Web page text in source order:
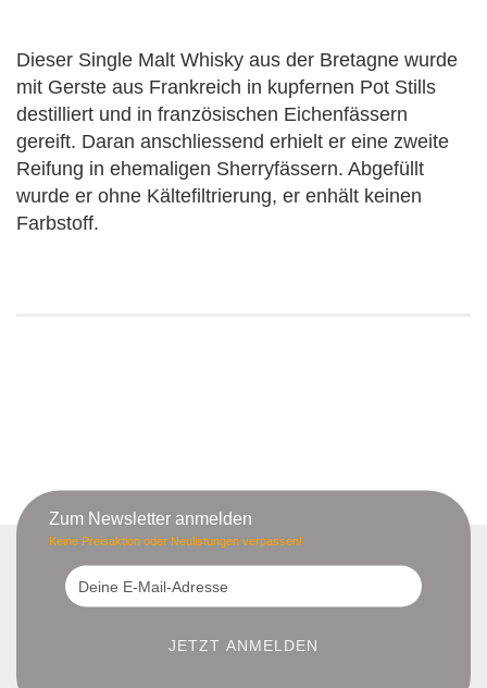
Dieser Single Malt Whisky aus der Bretagne wurde
mit Gerste aus Frankreich in kupfernen Pot Stills
destilliert und in französischen Eichenfässern
gereift. Daran anschliessend erhielt er eine zweite
Reifung in ehemaligen Sherryfässern. Abgefüllt
wurde er ohne Kältefiltrierung, er enhält keinen
Farbstoff.
Zum Newsletter anmelden
Keine Preisaktion oder Neulistungen verpassen!